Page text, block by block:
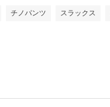
チノパンツ スラックス